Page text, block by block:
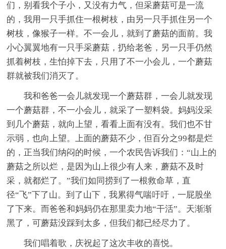
们，别看我个子小，又没有力气，但采蘑菇可是一流
的，我用一只手抓住一根树枝，由另一只手抓住另一个
树枝，像猴子一样。不一会儿，就到了蘑菇的面前。我
小心翼翼地有一只手采蘑菇，扔给老爸，另一只手仍然
抓着树枝，生怕掉下去，只用了不一小会儿，一个蘑菇
群就被我们消灭了。
我和爸爸一会儿就发现一个蘑菇群，一会儿就发现
一个蘑菇群，不一小会儿，就采了一塑料袋。妈妈没采
到几个蘑菇，就向上望，看看上面有没有。我们也不甘
示弱，也向上望。上面的蘑菇不少，但百分之99都是烂
的，正当我们纳闷的时候，一个农民告诉我们：“山上的
蘑菇之所以烂，是因为山上很少有人来，蘑菇不及时
采，就都烂了。”我们如同捞到了一根救命草，直
径“飞”下了山。到了山下，我累得气喘吁吁，一屁股坐
了下来。而爸爸和妈妈仍在那里卖力地“干活”。天渐渐
黑了，可蘑菇没踩到太多，但我们都已经尽力了。
我们唱着歌，庆祝起了这次丰收的喜悦。